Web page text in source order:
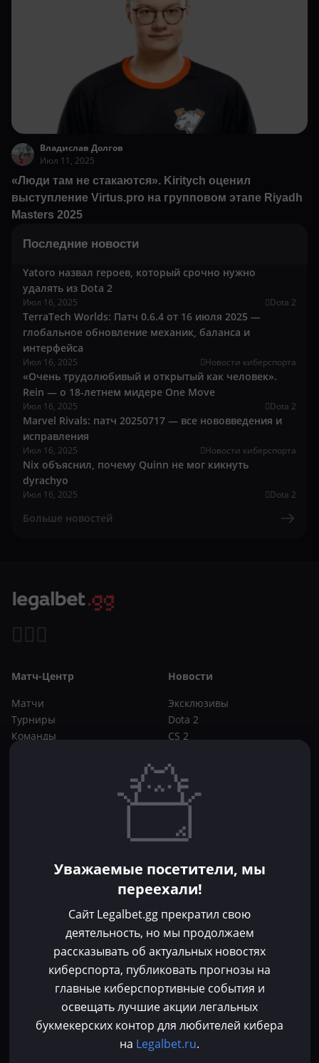
Владислав Долгов
Июл 11, 2025
«Люди там не стакаются». Kiritych оценил
выступление Virtus.pro на групповом этапе Riyadh
Masters 2025
Последние новости
Yatoro назвал героев, который срочно нужно
удалять из Dota 2
Июл 16, 2025 Dota 2
TerraTech Worlds: Патч 0.6.4 от 16 июля 2025 —
глобальное обновление механик, баланса и
интерфейса
Июл 16, 2025 Новости киберспорта
«Очень трудолюбивый и открытый как человек».
Rein — о 18-летнем мидере One Move
Июл 16, 2025 Dota 2
Marvel Rivals: патч 20250717 — все нововведения и
исправления
Июл 16, 2025 Новости киберспорта
Nix объяснил, почему Quinn не мог кикнуть
dyrachyo
Июл 16, 2025 Dota 2
Больше новостей
Матч-Центр
Матчи
Турниры
Команды
Новости
Эксклюзивы
Dota 2
CS 2
Букмекеры
CS 2
Фрибеты
Без депозита
Контакты
Пользовательское соглашение
Политика конфиденциальности
Политика в отношении файлов cookie
Согласие на обработку персональных данных
Зарегистрировано Федеральной службой по надзору в сфере связи,
Уважаемые посетители, мы
переехали!
Сайт Legalbet.gg прекратил свою
деятельность, но мы продолжаем
рассказывать об актуальных новостях
киберспорта, публиковать прогнозы на
главные киберспортивные события и
освещать лучшие акции легальных
букмекерских контор для любителей кибера
на Legalbet.ru.